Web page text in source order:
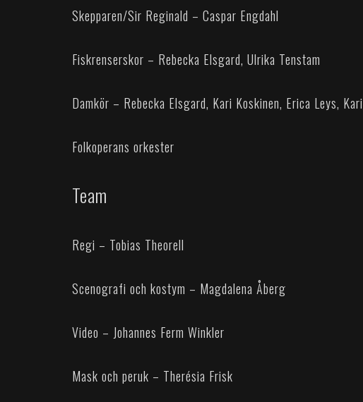
Skepparen/Sir Reginald – Caspar Engdahl
Fiskrenserskor – Rebecka Elsgard, Ulrika Tenstam
Damkör – Rebecka Elsgard, Kari Koskinen, Erica Leys,
Folkoperans orkester
Team
Regi – Tobias Theorell
Scenografi och kostym – Magdalena Åberg
Video – Johannes Ferm Winkler
Mask och peruk – Therésia Frisk